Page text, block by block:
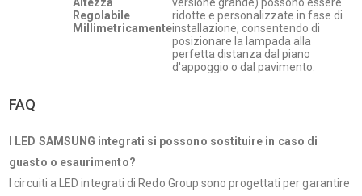
Regolabile
Millimetricamente
ridotte e personalizzate in fase di
installazione, consentendo di
posizionare la lampada alla
perfetta distanza dal piano
d'appoggio o dal pavimento.
FAQ
I LED SAMSUNG integrati si possono sostituire in caso di
guasto o esaurimento?
I circuiti a LED integrati di Redo Group sono progettati per garantire